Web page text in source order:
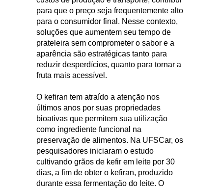
para que o preço seja frequentemente alto
para o consumidor final. Nesse contexto,
soluções que aumentem seu tempo de
prateleira sem comprometer o sabor e a
aparência são estratégicas tanto para
reduzir desperdícios, quanto para tornar a
fruta mais acessível.
O kefiran tem atraído a atenção nos
últimos anos por suas propriedades
bioativas que permitem sua utilização
como ingrediente funcional na
preservação de alimentos. Na UFSCar, os
pesquisadores iniciaram o estudo
cultivando grãos de kefir em leite por 30
dias, a fim de obter o kefiran, produzido
durante essa fermentação do leite. O